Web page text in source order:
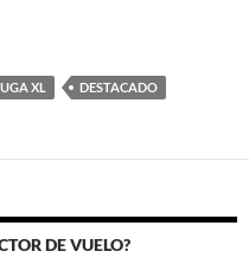
XL DESTACADO
DE VUELO?